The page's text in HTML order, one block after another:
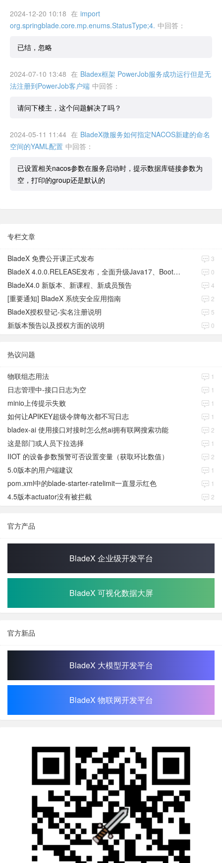
2024-12-20 10:18 在 import
org.springblade.core.mp.enums.StatusType;4. 中回答：
已结，忽略
2024-07-10 13:48 在 Bladex框架 PowerJob服务成功运行但是无
法注册到PowerJob客户端 中回答：
请问下楼主，这个问题解决了吗？
2024-05-11 11:44 在 BladeX微服务如何指定NACOS新建的命名
空间的YAML配置 中回答：
已设置相关nacos参数在服务启动时，提示数据库链接参数为
空，打印的group还是默认的
专栏文章
BladeX 免费公开课正式发布 3
BladeX 4.0.0.RELEASE发布，全面升级Java17、Boot3、Cloud2023 0
BladeX4.0 新版本、新课程、新成员预告 4
[重要通知] BladeX 系统安全应用指南 2
BladeX授权登记-实名注册说明 5
新版本预告以及授权方面的说明 0
热议问题
物联组态用法 1
日志管理中-接口日志为空 1
minio上传提示失败 1
如何让APIKEY超级令牌每次都不写日志 1
bladex-ai 使用接口对接时怎么然ai拥有联网搜索功能 2
这是部门或人员下拉选择 1
IIOT 的设备参数预警可否设置变量（获取环比数值） 2
5.0版本的用户端建议 1
pom.xml中的blade-starter-ratelimit一直显示红色 1
4.5版本actuator没有被拦截 2
官方产品
BladeX 企业级开发平台
BladeX 可视化数据大屏
官方新品
BladeX 大模型开发平台
BladeX 物联网开发平台